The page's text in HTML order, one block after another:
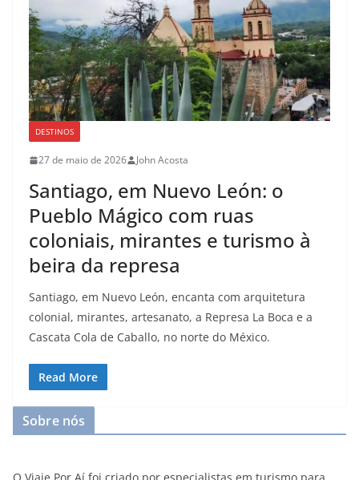
DESTINOS
27 de maio de 2026 John Acosta
Santiago, em Nuevo León: o
Pueblo Mágico com ruas
coloniais, mirantes e turismo à
beira da represa
Santiago, em Nuevo León, encanta com arquitetura
colonial, mirantes, artesanato, a Represa La Boca e a
Cascata Cola de Caballo, no norte do México.
Read More
Sobre nós